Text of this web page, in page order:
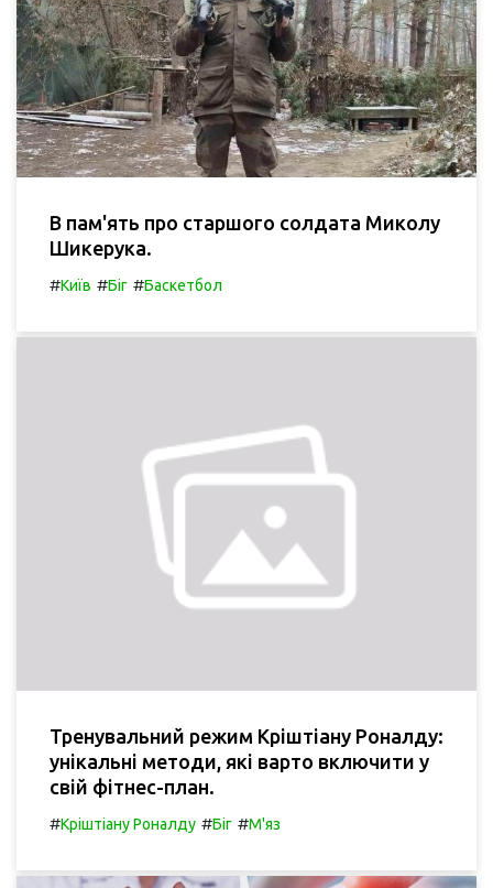
В пам'ять про старшого солдата Миколу
Шикерука.
#Київ #Біг #Баскетбол
Тренувальний режим Кріштіану Роналду:
унікальні методи, які варто включити у
свій фітнес-план.
#Кріштіану Роналду #Біг #М'яз